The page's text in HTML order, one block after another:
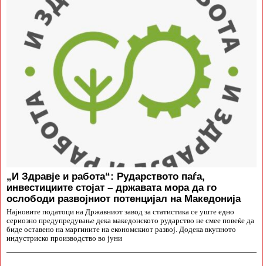
„И Здравје и работа“: Рударството паѓа,
инвестициите стојат – државата мора да го
ослободи развојниот потенцијал на Македонија
Најновите податоци на Државниот завод за статистика се уште едно
сериозно предупредување дека македонското рударство не смее повеќе да
биде оставено на маргините на економскиот развој. Додека вкупното
индустриско производство во јуни